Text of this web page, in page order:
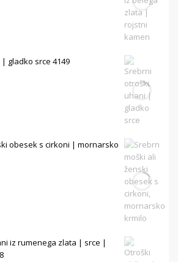
gladko srce 4149
obesek s cirkoni | mornarsko
iz rumenega zlata | srce |